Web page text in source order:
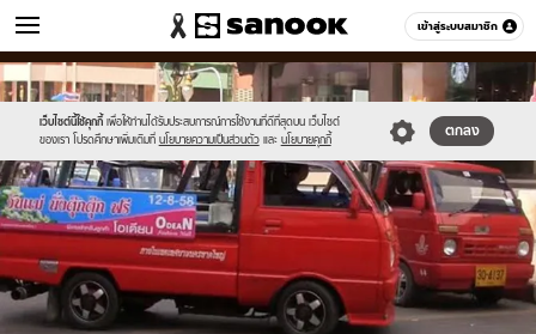
เข้าสู่ระบบสมาชิก
ข่าว หมวดอื่นๆ
เว็บไซต์นี้ใช้คุกกี้ เพื่อให้ท่านได้รับประสบการณ์การใช้งานที่ดีที่สุดบน เว็บไซต์
ของเรา โปรดศึกษาเพิ่มเติมที่ นโยบายความเป็นส่วนตัว และ นโยบายคุกกี้
ตกลง
Sanook
//s.isanook.com/sr/0/images/logo-
new-
sanook.png
600
60
//s.isanook.com/ns/0/ud/369/1846270/638487-
01.jpg